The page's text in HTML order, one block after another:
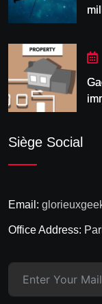
Siège Social
Email:
Office Address: